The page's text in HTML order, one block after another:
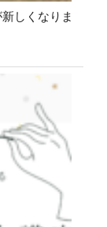
しくなりま